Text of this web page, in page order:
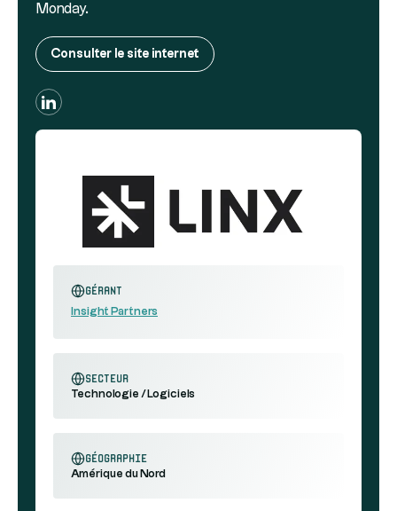
Gérant
Insight Partners
secteur
Technologie / Logiciels
géographie
Amérique du Nord
Monday.
Consulter le site internet